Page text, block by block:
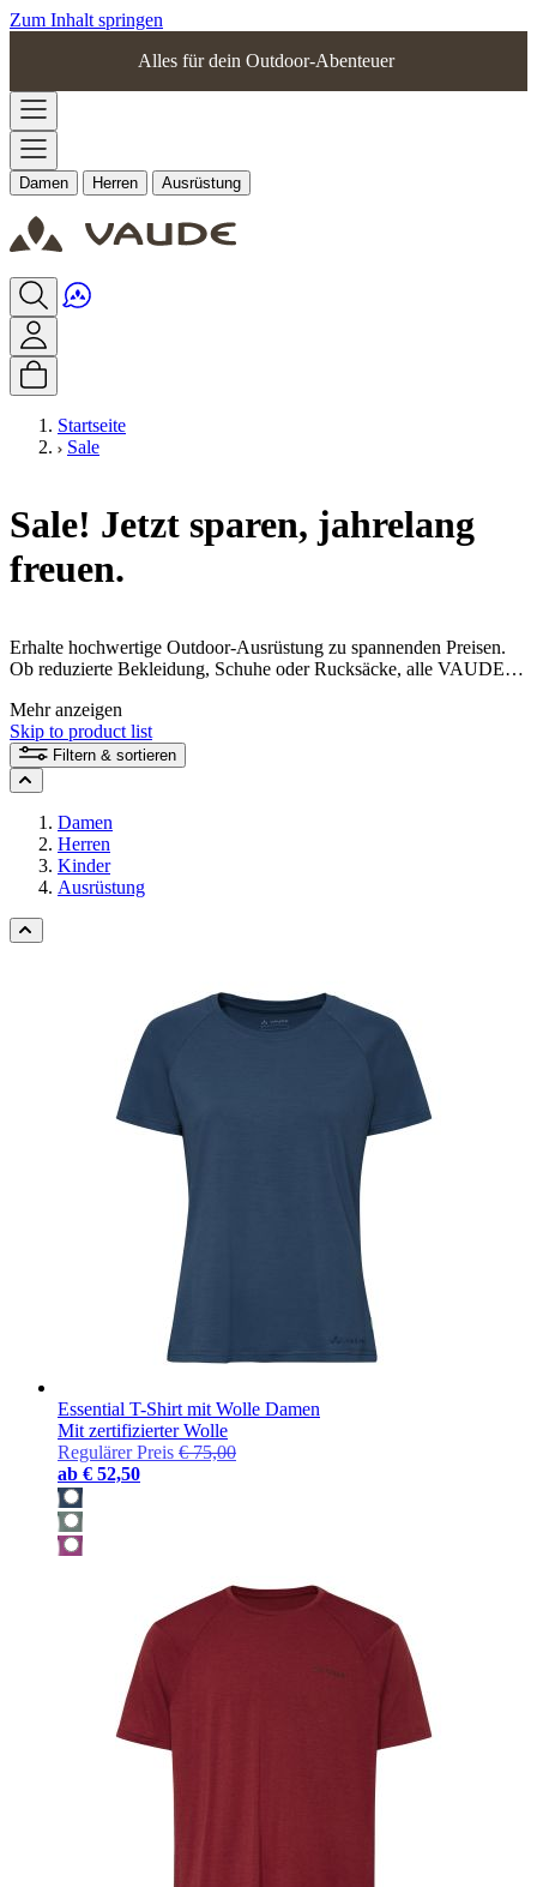
Zum Inhalt springen
Alles für dein Outdoor-Abenteuer
Damen Herren Ausrüstung
Startseite
Sale
Sale! Jetzt sparen, jahrelang
freuen.
Erhalte hochwertige Outdoor-Ausrüstung zu spannenden Preisen.
Ob reduzierte Bekleidung, Schuhe oder Rucksäcke, alle VAUDE
kann dein durch und durch nachhaltiges Outdoor-Abenteuer
beginnen.
Mehr anzeigen
Skip to product list
Filtern & sortieren
Damen
Herren
Kinder
Ausrüstung
Essential T-Shirt mit Wolle Damen
Mit zertifizierter Wolle
Regulärer Preis € 75,00
ab € 52,50